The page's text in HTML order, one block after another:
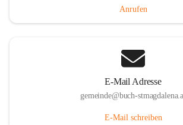
Anrufen
E-Mail Adresse
gemeinde@buch-
E-Mail schreiben